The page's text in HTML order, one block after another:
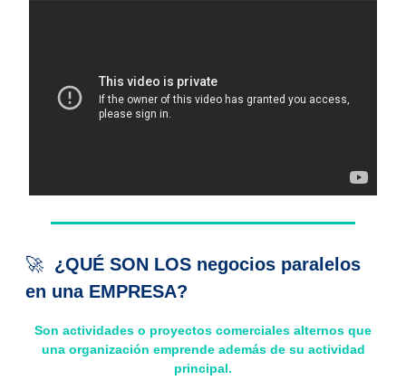
🚀 ¿QUÉ SON LOS negocios paralelos
en una EMPRESA?
Son actividades o proyectos comerciales alternos que
una organización emprende además de su actividad
principal.